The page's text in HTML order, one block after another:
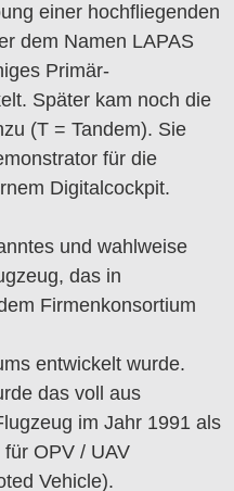
einer hochfliegenden
dem Namen LAPAS
Primär-
Später kam noch die
(T = Tandem). Sie
für die
Digitalcockpit.
und wahlweise
das in
Firmenkonsortium
entwickelt wurde.
das voll aus
im Jahr 1991 als
OPV / UAV
Vehicle).